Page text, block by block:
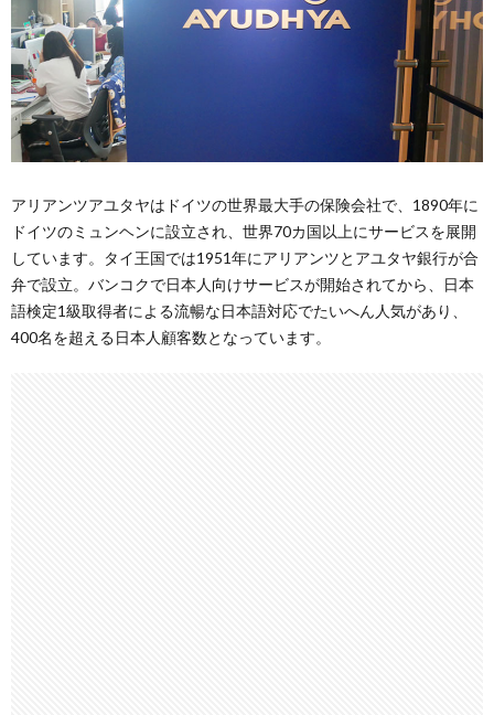
アリアンツアユタヤはドイツの世界最大手の保険会社で、1890年に
ドイツのミュンヘンに設立され、世界70カ国以上にサービスを展開
しています。タイ王国では1951年にアリアンツとアユタヤ銀行が合
弁で設立。バンコクで日本人向けサービスが開始されてから、日本
語検定1級取得者による流暢な日本語対応でたいへん人気があり、
400名を超える日本人顧客数となっています。